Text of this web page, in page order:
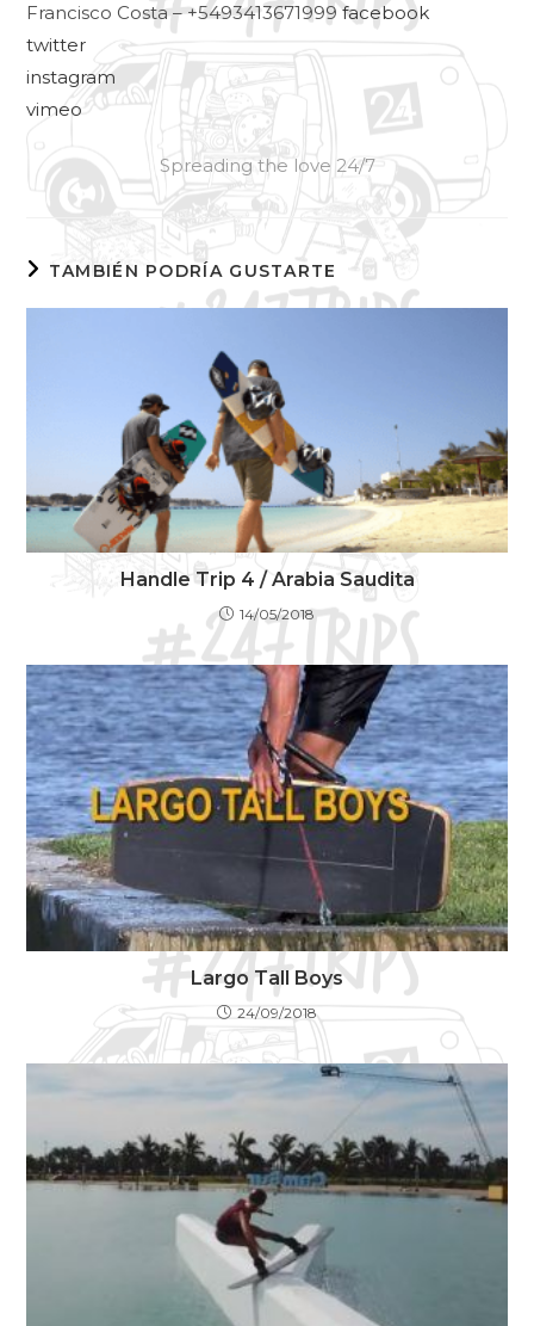
Francisco Costa – +5493413671999facebook
twitter
instagram
vimeo
Spreading the love 24/7
TAMBIÉN PODRÍA GUSTARTE
Handle Trip 4 / Arabia Saudita
14/05/2018
Largo Tall Boys
24/09/2018